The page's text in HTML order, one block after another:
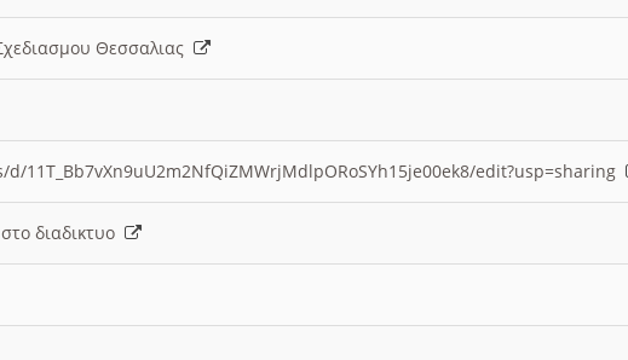
Θεσσαλιας
11T_Bb7vXn9uU2m2NfQiZMWrjMdlpORoSYh15je00ek8/edit?usp=sharing
στο διαδικτυο